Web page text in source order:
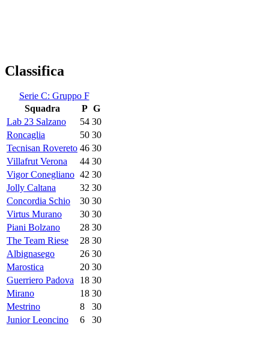
Classifica
Serie C: Gruppo F
Squadra
P G
Lab 23 Salzano
54 30
Roncaglia
50 30
Tecnisan Rovereto 46 30
Villafrut Verona
44 30
Vigor Conegliano 42 30
Jolly Caltana
32 30
Concordia Schio
30 30
Virtus Murano
30 30
Piani Bolzano
28 30
The Team Riese
28 30
Albignasego
26 30
Marostica
20 30
Guerriero Padova
18 30
Mirano
18 30
Mestrino
8
30
Junior Leoncino
6 30